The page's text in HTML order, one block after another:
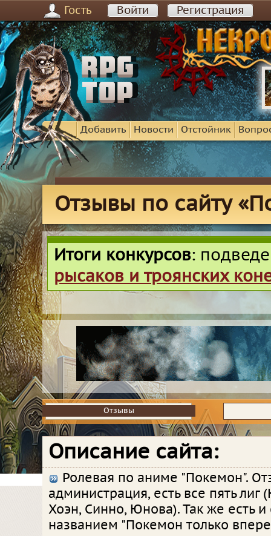
Гость Войти Регистрация
Добавить Новости Отстойник
Отзывы по сайту
Итоги конкурсов:
рысаков и троянских
Отзывы
Отзывы
Описание сайта:
Ролевая по аниме "Покемон".
администрация, есть все пять лиг
Хоэн, Синно, Юнова). Так же есть и
названием "Покемон только